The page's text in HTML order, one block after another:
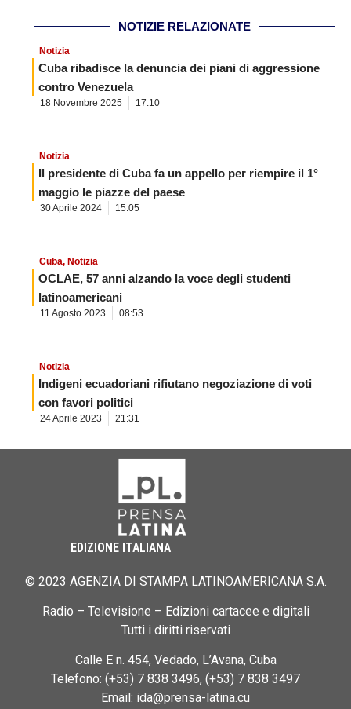
NOTIZIE RELAZIONATE
Notizia
Cuba ribadisce la denuncia dei piani di aggressione
contro Venezuela
18 Novembre 2025 17:10
Notizia
Il presidente di Cuba fa un appello per riempire il 1°
maggio le piazze del paese
30 Aprile 2024 15:05
Cuba, Notizia
OCLAE, 57 anni alzando la voce degli studenti
latinoamericani
11 Agosto 2023 08:53
Notizia
Indigeni ecuadoriani rifiutano negoziazione di voti
con favori politici
24 Aprile 2023 21:31
EDIZIONE ITALIANA
© 2023 AGENZIA DI STAMPA LATINOAMERICANA S.A.
Radio – Televisione – Edizioni cartacee e digitali
Tutti i diritti riservati
Calle E n. 454, Vedado, L’Avana, Cuba
Telefono: (+53) 7 838 3496, (+53) 7 838 3497
Email: ida@prensa-latina.cu